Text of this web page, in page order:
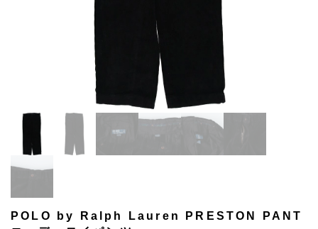
POLO by Ralph Lauren PRESTON PANT